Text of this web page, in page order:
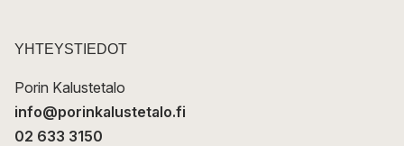
t
YHTEYSTIEDOT
Porin Kalustetalo
info@porinkalustetalo.fi
02 633 3150